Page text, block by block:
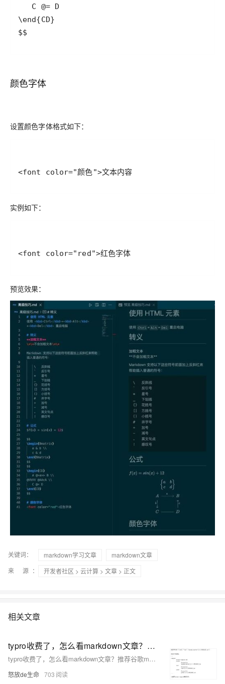
$$
颜色字体
设置颜色字体格式如下：
<font color="颜色">文本内容
实例如下：
<font color="red">红色字体
预览效果：
关键词： markdown学习文章
markdown文章
来 源：
开发者社区 > 云计算 > 文章 > 正文
相关文章
typro收费了，怎么看markdown文章？推荐谷歌markdown插件
typro收费了，怎么看markdown文章？推荐谷歌markdown插件
怒放de生命 703